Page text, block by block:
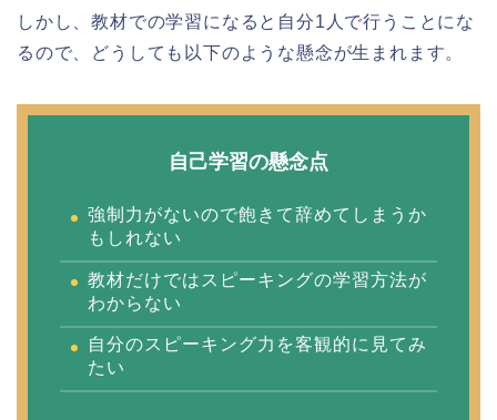
しかし、教材での学習になると自分1人で行うことにな
るので、どうしても以下のような懸念が生まれます。
自己学習の懸念点
強制力がないので飽きて辞めてしまうか
もしれない
教材だけではスピーキングの学習方法が
わからない
自分のスピーキング力を客観的に見てみ
たい